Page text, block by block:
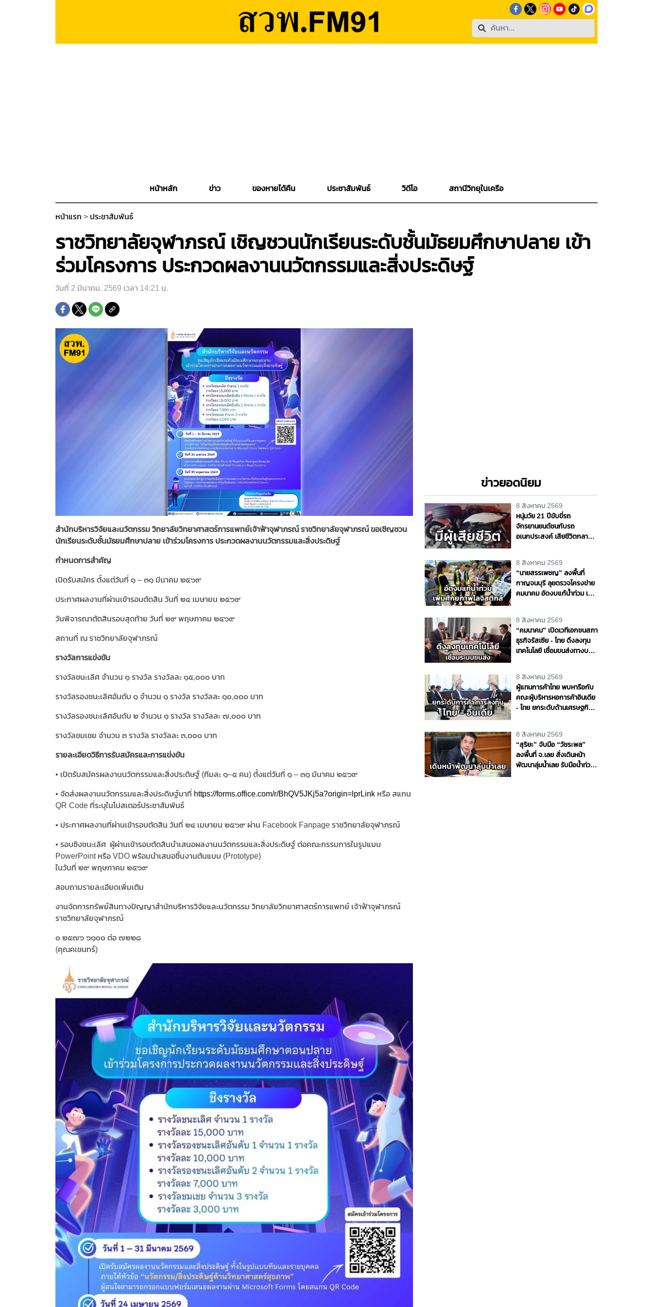
หน้าหลัก ข่าว ของหายได้คืน ประชาสัมพันธ์ วิดีโอ สถานีวิทยุในเครือ
หน้าแรก > ประชาสัมพันธ์
ราชวิทยาลัยจุฬาภรณ์ เชิญชวนนักเรียนระดับชั้นมัธยมศึกษาปลาย เข้า
ร่วมโครงการ ประกวดผลงานนวัตกรรมและสิ่งประดิษฐ์
วันที่ 2 มีนาคม. 2569 เวลา 14:21 น.
สำนักบริหารวิจัยและนวัตกรรม วิทยาลัยวิทยาศาสตร์การแพทย์เจ้าฟ้าจุฬาภรณ์ ราชวิทยาลัยจุฬาภรณ์ ขอเชิญชวน
นักเรียนระดับชั้นมัธยมศึกษาปลาย เข้าร่วมโครงการ ประกวดผลงานนวัตกรรมและสิ่งประดิษฐ์
กำหนดการสำคัญ
เปิดรับสมัคร ตั้งแต่วันที่ ๑ – ๓๑ มีนาคม ๒๕๖๙
ประกาศผลงานที่ผ่านเข้ารอบตัดสิน วันที่ ๒๔ เมษายน ๒๕๖๙
วันพิจารณาตัดสินรอบสุดท้าย วันที่ ๒๙ พฤษภาคม ๒๕๖๙
สถานที่ ณ ราชวิทยาลัยจุฬาภรณ์
รางวัลการแข่งขัน
รางวัลชนะเลิศ จำนวน ๑ รางวัล รางวัลละ ๑๕,๐๐๐ บาท
รางวัลรองชนะเลิศอันดับ ๑ จำนวน ๑ รางวัล รางวัลละ ๑๐,๐๐๐ บาท
รางวัลรองชนะเลิศอันดับ ๒ จำนวน ๑ รางวัล รางวัลละ ๗,๐๐๐ บาท
รางวัลชมเชย จำนวน ๓ รางวัล รางวัลละ ๓,๐๐๐ บาท
รายละเอียดวิธีการรับสมัครและการแข่งขัน
• เปิดรับสมัครผลงานนวัตกรรมและสิ่งประดิษฐ์ (ทีมละ ๑–๕ คน) ตั้งแต่วันที่ ๑ – ๓๑ มีนาคม ๒๕๖๙
• จัดส่งผลงานนวัตกรรมและสิ่งประดิษฐ์มาที่ https://forms.office.com/r/BhQV5JKj5a?origin=lprLink หรือ สแกน
QR Code ที่ระบุในโปสเตอร์ประชาสัมพันธ์
• ประกาศผลงานที่ผ่านเข้ารอบตัดสิน วันที่ ๒๔ เมษายน ๒๕๖๙ ผ่าน Facebook Fanpage ราชวิทยาลัยจุฬาภรณ์
• รอบชิงชนะเลิศ ผู้ผ่านเข้ารอบตัดสินนำเสนอผลงานนวัตกรรมและสิ่งประดิษฐ์ ต่อคณะกรรมการในรูปแบบ
PowerPoint หรือ VDO พร้อมนำเสนอชิ้นงานต้นแบบ (Prototype)
ในวันที่ ๒๙ พฤษภาคม ๒๕๖๙
สอบถามรายละเอียดเพิ่มเติม
งานจัดการทรัพย์สินทางปัญญาสำนักบริหารวิจัยและนวัตกรรม วิทยาลัยวิทยาศาสตร์การแพทย์ เจ้าฟ้าจุฬาภรณ์
ราชวิทยาลัยจุฬาภรณ์
๐ ๒๕๗๖ ๖๑๐๐ ต่อ ๗๒๒๘
(คุณคเชนทร์)
ข่าวยอดนิยม
8 สิงหาคม 2569
หนุ่มวัย 21 ปีขับขี่รถ
จักรยานยนต์ชนกับรถ
อเนกประสงค์ เสียชีวิตกลาง
8 สิงหาคม 2569
“นายสรรเพชญ” ลงพื้นที่
กาญจนบุรี ลุยตรวจโครงข่าย
คมนาคม อัดงบแก้น้ำท่วม เพิ่ม
8 สิงหาคม 2569
“คมนาคม” เปิดเวทีเอกชนสภา
ธุรกิจรัสเซีย - ไทย ดึงลงทุน
เทคโนโลยี เชื่อมขนส่งทางบก -
8 สิงหาคม 2569
ผู้แทนการค้าไทย พบหารือกับ
คณะผู้บริหารหอการค้าอินเดีย
- ไทย ยกระดับด้านเศรษฐกิจ
8 สิงหาคม 2569
“สุริยะ” จับมือ “วัชระพล”
ลงพื้นที่ จ.เลย สั่งเดินหน้า
พัฒนาลุ่มน้ำเลย รับมือน้ำท่วม